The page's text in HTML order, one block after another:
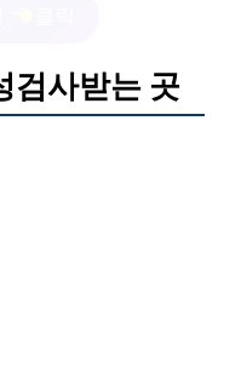
검사받는 곳